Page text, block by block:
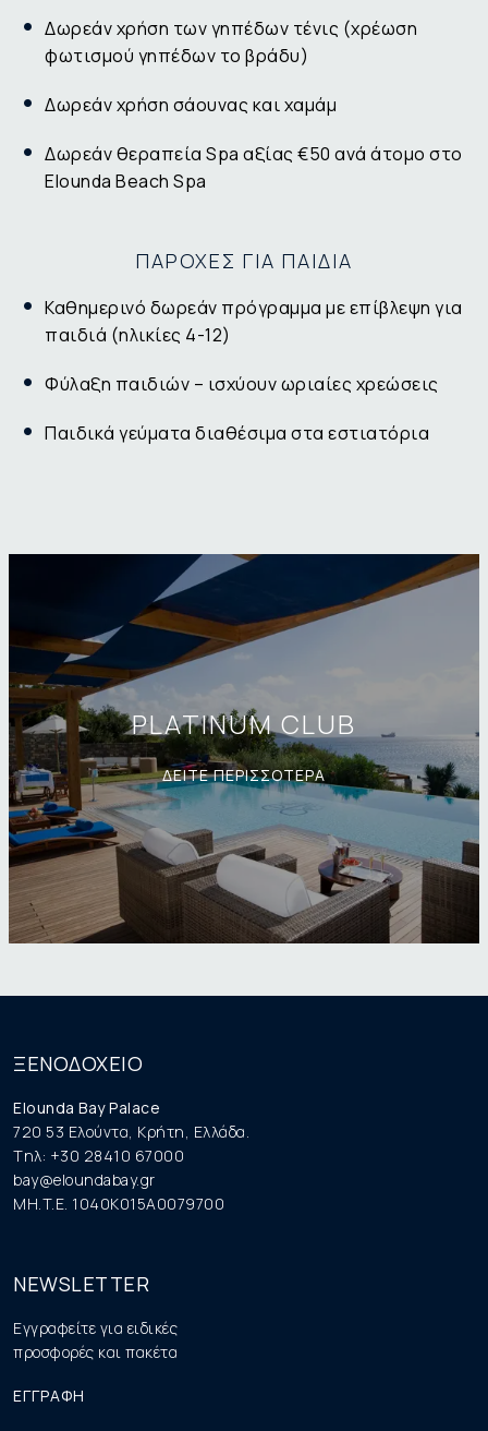
Δωρεάν χρήση των γηπέδων τένις (χρέωση
φωτισμού γηπέδων το βράδυ)
Δωρεάν χρήση σάουνας και χαμάμ
Δωρεάν θεραπεία Spa αξίας €50 ανά άτομο στο
Elounda Beach Spa
ΠΑΡΟΧΕΣ ΓΙΑ ΠΑΙΔΙΑ
Καθημερινό δωρεάν πρόγραμμα με επίβλεψη για
παιδιά (ηλικίες 4-12)
Φύλαξη παιδιών – ισχύουν ωριαίες χρεώσεις
Παιδικά γεύματα διαθέσιμα στα εστιατόρια
PLATINUM CLUB
ΔΕΙΤΕ ΠΕΡΙΣΣΟΤΕΡΑ
ΞΕΝΟΔΟΧΕΙΟ
Elounda Bay Palace
720 53 Ελούντα, Κρήτη, Ελλάδα.
Tηλ: +30 28410 67000
bay@eloundabay.gr
MH.T.E. 1040K015A0079700
NEWSLETTER
Εγγραφείτε για ειδικές
προσφορές και πακέτα
ΕΓΓΡΑΦΗ